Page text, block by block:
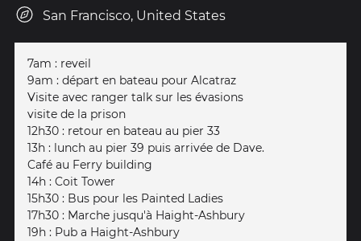
San Francisco, United States
7am : reveil
9am : départ en bateau pour Alcatraz
Visite avec ranger talk sur les évasions
visite de la prison
12h30 : retour en bateau au pier 33
13h : lunch au pier 39 puis arrivée de Dave.
Café au Ferry building
14h : Coit Tower
15h30 : Bus pour les Painted Ladies
17h30 : Marche jusqu'à Haight-Ashbury
19h : Pub a Haight-Ashbury